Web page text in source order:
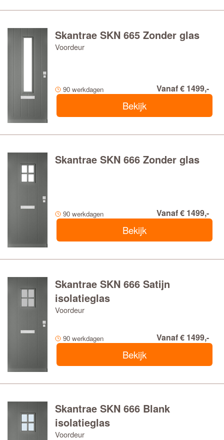
Skantrae SKN 665 Zonder glas
Voordeur
90 werkdagen Vanaf € 1499,-
Bekijk
Skantrae SKN 666 Zonder glas
90 werkdagen Vanaf € 1499,-
Bekijk
Skantrae SKN 666 Satijn
isolatieglas
Voordeur
90 werkdagen Vanaf € 1499,-
Bekijk
Skantrae SKN 666 Blank
isolatieglas
Voordeur